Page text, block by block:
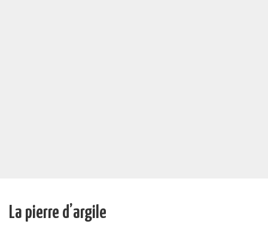
La pierre d’argile